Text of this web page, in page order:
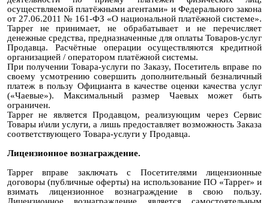
осуществляемой платёжными агентами» и Федерального закона
от 27.06.2011 № 161-ФЗ «О национальной платёжной системе».
Tapper не принимает, не обрабатывает и не перечисляет
денежные средства, предназначенные для оплаты Товаров-услуг
Продавца. Расчётные операции осуществляются кредитной
организацией / оператором платёжной системы.
При получении Товара-услуги по Заказу, Посетитель вправе по
своему усмотрению совершить дополнительный безналичный
платеж в пользу Официанта в качестве оценки качества услуг
(«Чаевые»). Максимальный размер Чаевых может быть
ограничен.
Tapper не является Продавцом, реализующим через Сервис
Товары и\или услуги, а лишь предоставляет возможность Заказа
соответствующего Товара-услуги у Продавца.
Лицензионное вознаграждение.
Tapper вправе заключать с Посетителями лицензионные
договоры (публичные оферты) на использование ПО «Tapper» и
взимать лицензионное вознаграждение в свою пользу.